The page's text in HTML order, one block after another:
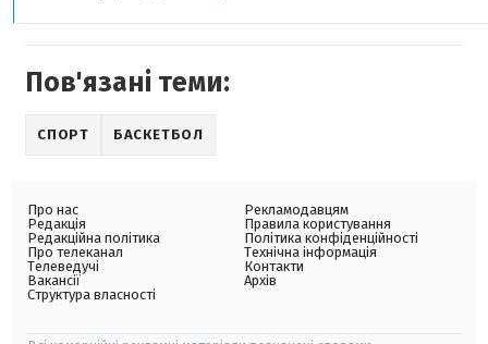
Пов'язані теми:
СПОРТ БАСКЕТБОЛ
Про нас
Редакція
Редакційна політика
Про телеканал
Телеведучі
Вакансії
Структура власності
Рекламодавцям
Правила користування
Політика конфіденційності
Технічна інформація
Контакти
Архів